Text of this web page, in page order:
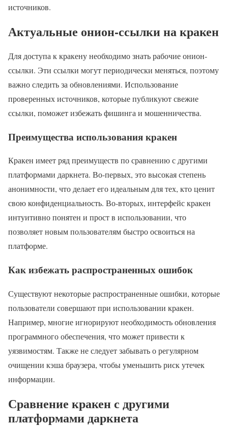
источников.
Актуальные онион-ссылки на кракен
Для доступа к кракену необходимо знать рабочие онион-
ссылки. Эти ссылки могут периодически меняться, поэтому
важно следить за обновлениями. Использование
проверенных источников, которые публикуют свежие
ссылки, поможет избежать фишинга и мошенничества.
Преимущества использования кракен
Кракен имеет ряд преимуществ по сравнению с другими
платформами даркнета. Во-первых, это высокая степень
анонимности, что делает его идеальным для тех, кто ценит
свою конфиденциальность. Во-вторых, интерфейс кракен
интуитивно понятен и прост в использовании, что
позволяет новым пользователям быстро освоиться на
платформе.
Как избежать распространенных ошибок
Существуют некоторые распространенные ошибки, которые
пользователи совершают при использовании кракен.
Например, многие игнорируют необходимость обновления
программного обеспечения, что может привести к
уязвимостям. Также не следует забывать о регулярном
очищении кэша браузера, чтобы уменьшить риск утечек
информации.
Сравнение кракен с другими
платформами даркнета